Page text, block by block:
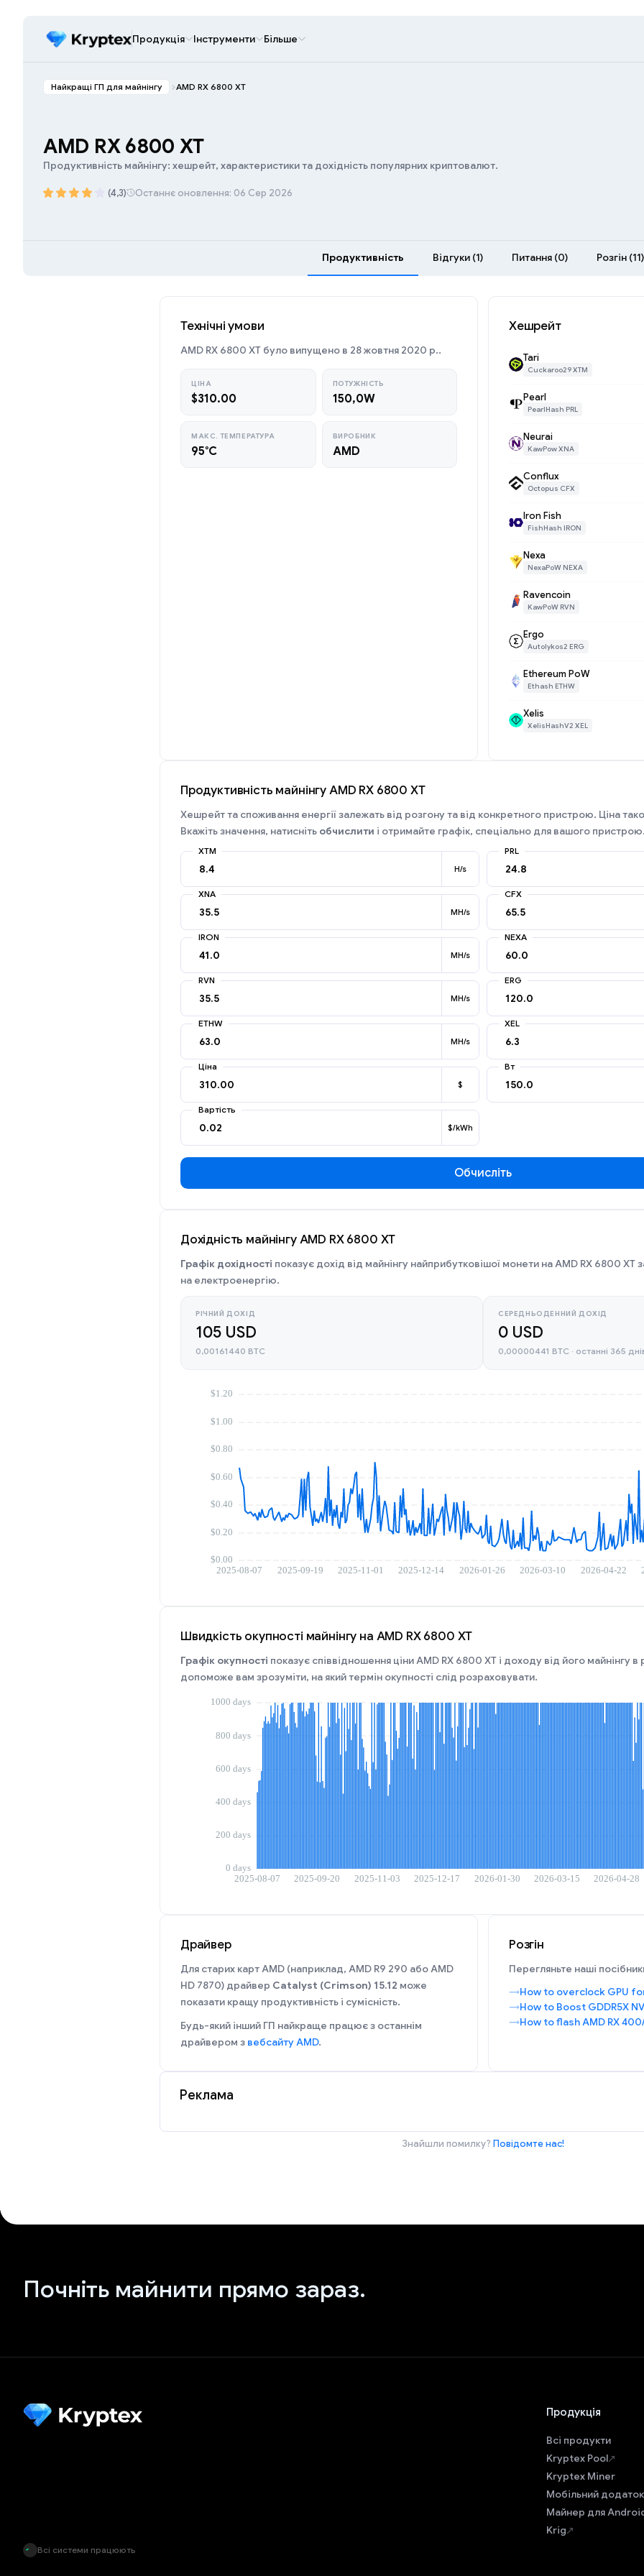
Продукція Інструменти Більше
Найкращі ГП для майнінгу AMD RX 6800 XT
AMD RX 6800 XT
Продуктивність майнінгу: хешрейт, характеристики та дохідність популярних криптовалют.
(4,3) Останнє оновлення: 06 Сер 2026
Продуктивність Відгуки (1) Питання (0) Розгін (11)
Технічні умови
AMD RX 6800 XT було випущено в 28 жовтня 2020 р..
ЦІНА
$310.00
ПОТУЖНІСТЬ
150,0W
МАКС. ТЕМПЕРАТУРА
95°C
ВИРОБНИК
AMD
Хешрейт
Tari
Cuckaroo29 XTM
Pearl
PearlHash PRL
Neurai
KawPow XNA
Conflux
Octopus CFX
Iron Fish
FishHash IRON
Nexa
NexaPoW NEXA
Ravencoin
KawPoW RVN
Ergo
Autolykos2 ERG
Ethereum PoW
Ethash ETHW
Xelis
XelisHashV2 XEL
Продуктивність майнінгу AMD RX 6800 XT
Хешрейт та споживання енергії залежать від розгону та від конкретного пристрою. Ціна
Вкажіть значення, натисніть обчислити і отримайте графік, спеціально для вашого
XTM
H/s
PRL
XNA
MH/s
CFX
IRON
MH/s
NEXA
RVN
MH/s
ERG
ETHW
MH/s
XEL
Ціна
$
Вт
Вартість
$/kWh
Обчисліть
Дохідність майнінгу AMD RX 6800 XT
Графік дохідності показує дохід від майнінгу найприбутковішої монети на AMD RX 6800 XT
на електроенергію.
РІЧНИЙ ДОХІД
105 USD
0,00161440 BTC
СЕРЕДНЬОДЕННИЙ ДОХІД
0 USD
0,00000441 BTC · останні 365
Швидкість окупності майнінгу на AMD RX 6800 XT
Графік окупності показує співвідношення ціни AMD RX 6800 XT і доходу від його майнінгу в
допоможе вам зрозуміти, на який термін окупності слід розраховувати.
Драйвер
Для старих карт AMD (наприклад, AMD R9 290 або AMD
HD 7870) драйвер Catalyst (Crimson) 15.12 може
показати кращу продуктивність і сумісність.
Будь-який інший ГП найкраще працює з останнім
драйвером з вебсайту AMD.
Розгін
Перегляньте наші
How to overclock GPU
How to Boost GDDR5X
How to flash AMD RX
Реклама
Знайшли помилку? Повідомте нас!
Почніть майнити прямо зараз.
Всі системи працюють
Продукція
Всі продукти
Kryptex Pool
Kryptex Miner
Мобільний додаток
Майнер для
Krig